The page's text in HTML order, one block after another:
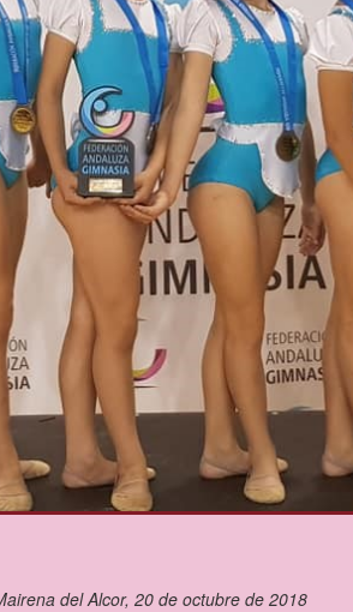
del Alcor, 20 de octubre de 2018